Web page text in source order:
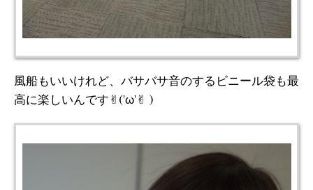
風船もいいけれど、バサバサ音のするビニール袋も最
高に楽しいんです✌︎('ω'✌︎ )